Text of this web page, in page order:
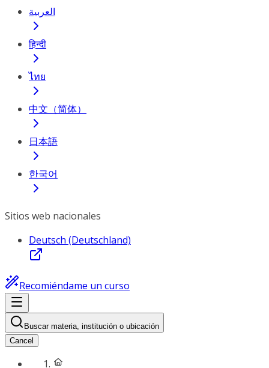
العربية
हिन्दी
ไทย
中文（简体）
日本語
한국어
Sitios web nacionales
Deutsch (Deutschland)
Recomiéndame un curso
Buscar materia, institución o ubicación
Cancel